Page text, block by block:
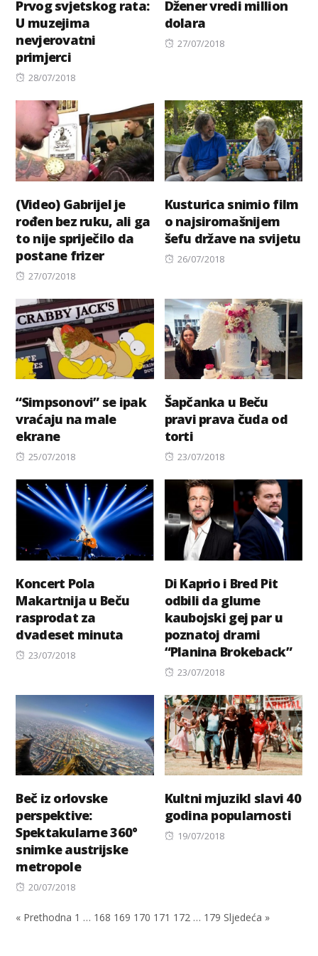
Prvog svjetskog rata:
U muzejima
nevjerovatni
primjerci
Posted
28/07/2018
Džener vredi million
dolara
Posted
27/07/2018
(Video) Gabrijel je
rođen bez ruku, ali ga
to nije spriječilo da
postane frizer
Posted
27/07/2018
Kusturica snimio film
o najsiromašnijem
šefu države na svijetu
Posted
26/07/2018
“Simpsonovi” se ipak
vraćaju na male
ekrane
Posted
25/07/2018
Šapčanka u Beču
pravi prava čuda od
torti
Posted
23/07/2018
Koncert Pola
Makartnija u Beču
rasprodat za
dvadeset minuta
Posted
23/07/2018
Di Kaprio i Bred Pit
odbili da glume
kaubojski gej par u
poznatoj drami
“Planina Brokeback”
Posted
23/07/2018
Beč iz orlovske
perspektive:
Spektakularne 360°
snimke austrijske
metropole
Posted
20/07/2018
Kultni mjuzikl slavi 40
godina popularnosti
Posted
19/07/2018
« Prethodna 1 … 168 169 170 171 172 … 179 Sljedeća »